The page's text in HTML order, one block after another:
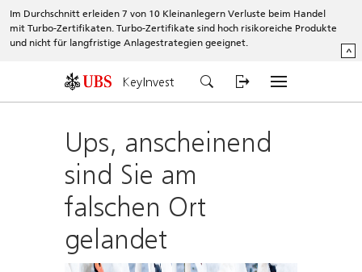
Im Durchschnitt erleiden 7 von 10 Kleinanlegern Verluste beim Handel
mit Turbo-Zertifikaten. Turbo-Zertifikate sind hoch risikoreiche Produkte
und nicht für langfristige Anlagestrategien geeignet.
^
KeyInvest
Ups, anscheinend
sind Sie am
falschen Ort
gelandet